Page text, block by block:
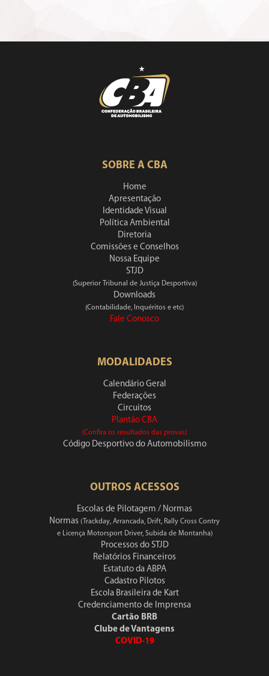
SOBRE A CBA
Home
Apresentação
Identidade Visual
Política Ambiental
Diretoria
Comissões e Conselhos
Nossa Equipe
STJD
(Superior Tribunal de Justiça Desportiva)
Downloads
(Contabilidade, Inquéritos e etc)
Fale Conosco
MODALIDADES
Calendário Geral
Federações
Circuitos
Plantão CBA
(Confira os resultados das provas)
Código Desportivo do Automobilismo
OUTROS ACESSOS
Escolas de Pilotagem / Normas
Normas (Trackday, Arrancada, Drift, Rally Cross Contry
e Licença Motorsport Driver, Subida de Montanha)
Processos do STJD
Relatórios Financeiros
Estatuto da ABPA
Cadastro Pilotos
Escola Brasileira de Kart
Credenciamento de Imprensa
Cartão BRB
Clube de Vantagens
COVID-19